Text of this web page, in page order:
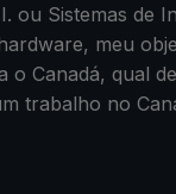
ou Sistemas de
meu
Canadá, qual
trabalho no